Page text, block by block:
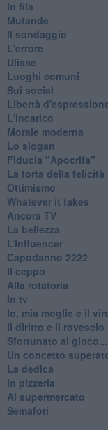
In fila
Mutande
Il sondaggio
L'errore
Ulisse
Luoghi comuni
Sui social
Libertà
L'incarico
Morale moderna
Lo slogan
Fiducia "Apocrifa"
La torta della felicità
Ottimismo
Whatever it takes
Ancora TV
La bellezza
L’Influencer
​Capodanno 2222
Il ceppo
Alla rotatoria
In tv
Io, mia moglie e il
Il diritto e il rovescio
Sfortunato al gioco...
Un concetto
La dedica
In pizzeria
Al supermercato
Semafori